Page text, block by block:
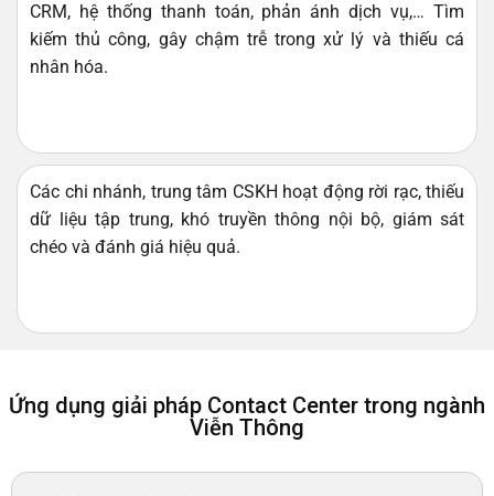
CRM, hệ thống thanh toán, phản ánh dịch vụ,… Tìm
kiếm thủ công, gây chậm trễ trong xử lý và thiếu cá
nhân hóa.
Các chi nhánh, trung tâm CSKH hoạt động rời rạc, thiếu
dữ liệu tập trung, khó truyền thông nội bộ, giám sát
chéo và đánh giá hiệu quả.
Ứng dụng giải pháp Contact Center trong ngành
Viễn Thông